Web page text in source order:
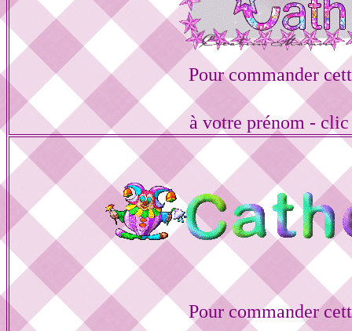
Pour commander
à votre prénom -
Pour commander